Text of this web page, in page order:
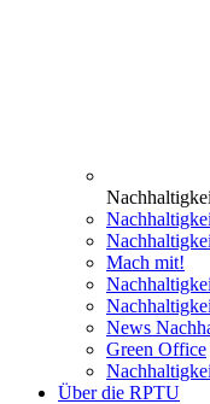
Mach mit!
News
Green Office
Über die RPTU